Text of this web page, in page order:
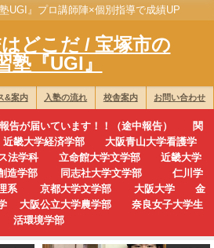
UGI』プロ講師陣×個別指導で成績UP
どこだ / 宝塚市の
塾『UGI』
&案内 入塾の流れ 校舎案内 お問い合わせ
報告が届いています！！（途中報告） 関
大学経済学部 大阪青山大学看護学
法学科 立命館大学文学部 近畿大学
創造学部 同志社大学文学部 仁川学
理系 京都大学文学部 大阪大学 金
大阪公立大学農学部 奈良女子大学生
活環境学部